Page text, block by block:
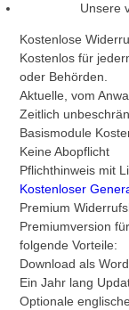
Unsere
Kostenlose
Kostenlos für
oder Behörden.
Aktuelle, vom
Zeitlich
Basismodule
Keine Abopflicht
Pflichthinweis mit
Kostenloser
Premium
Premiumversion
folgende Vorteile:
Download als
Ein Jahr lang
Optionale